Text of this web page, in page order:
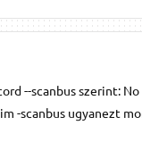
--scanbus szerint:
-scanbus ugyanezt